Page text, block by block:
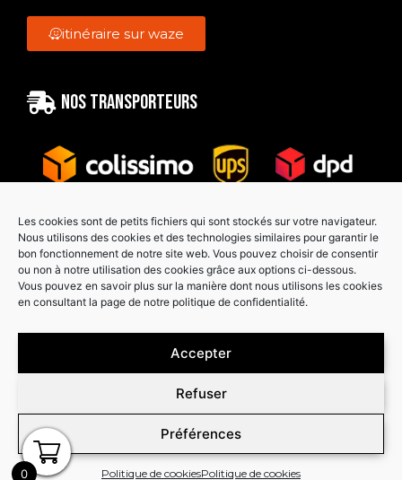
Les cookies sont de petits fichiers qui sont stockés sur votre navigateur.
Nous utilisons des cookies et des technologies similaires pour garantir le
bon fonctionnement de notre site web. Vous pouvez choisir de consentir
ou non à notre utilisation des cookies grâce aux options ci-dessous.
Vous pouvez en savoir plus sur la manière dont nous utilisons les cookies
en consultant la page de notre politique de confidentialité.
Accepter
Refuser
Préférences
Politique de cookiesPolitique de cookies
itinéraire sur waze
Nos transporteurs
Paiement sécurisé
0